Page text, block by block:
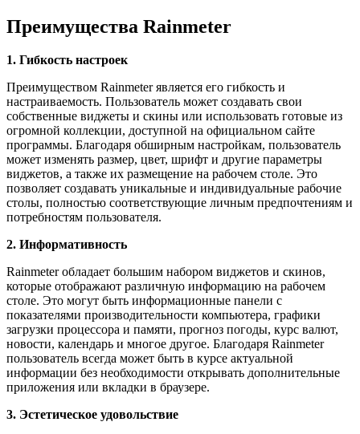
Преимущества Rainmeter
1. Гибкость настроек
Преимуществом Rainmeter является его гибкость и
настраиваемость. Пользователь может создавать свои
собственные виджеты и скины или использовать готовые из
огромной коллекции, доступной на официальном сайте
программы. Благодаря обширным настройкам, пользователь
может изменять размер, цвет, шрифт и другие параметры
виджетов, а также их размещение на рабочем столе. Это
позволяет создавать уникальные и индивидуальные рабочие
столы, полностью соответствующие личным предпочтениям и
потребностям пользователя.
2. Информативность
Rainmeter обладает большим набором виджетов и скинов,
которые отображают различную информацию на рабочем
столе. Это могут быть информационные панели с
показателями производительности компьютера, графики
загрузки процессора и памяти, прогноз погоды, курс валют,
новости, календарь и многое другое. Благодаря Rainmeter
пользователь всегда может быть в курсе актуальной
информации без необходимости открывать дополнительные
приложения или вкладки в браузере.
3. Эстетическое удовольствие